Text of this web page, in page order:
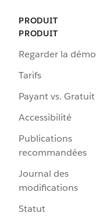
PRODUIT
PRODUIT
Regarder la démo
Tarifs
Payant vs. Gratuit
Accessibilité
Publications
recommandées
Journal des
modifications
Statut